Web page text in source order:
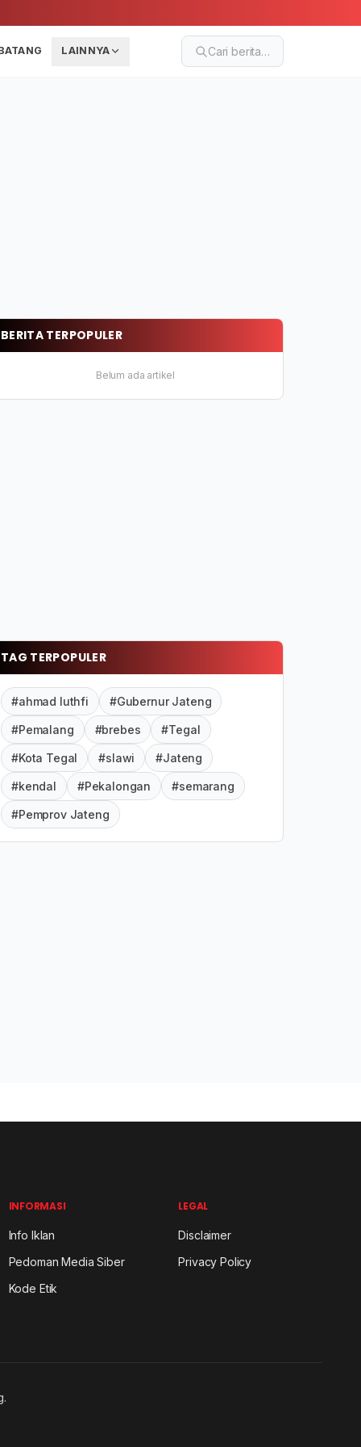
LAINNYA Cari berita…
BERITA TERPOPULER
Belum ada artikel
TAG TERPOPULER
#ahmad luthfi #Gubernur Jateng
#Pemalang #brebes #Tegal
#Kota Tegal #slawi #Jateng
#kendal #Pekalongan #semarang
#Pemprov Jateng
INFORMASI
Info Iklan
Pedoman Media Siber
Kode Etik
LEGAL
Disclaimer
Privacy Policy